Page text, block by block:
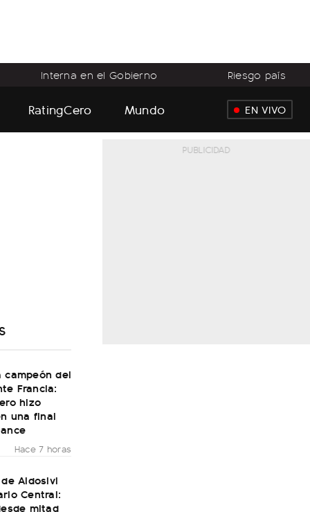
Interna en el Gobierno Riesgo país
RatingCero Mundo EN VIVO
campeón del
Francia:
hizo
una final
Hace 7 horas
Aldosivi
Central:
mitad